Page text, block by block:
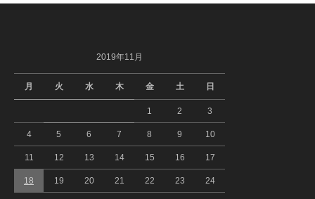
2019年11月
月 火 水 木 金 土 日
1 2 3
4 5 6 7 8 9 10
11 12 13 14 15 16 17
18 19 20 21 22 23 24